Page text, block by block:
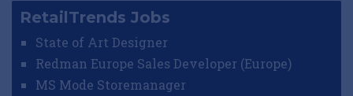
RetailTrends Jobs
State of Art Designer
Redman Europe Sales Developer (Europe)
MS Mode Storemanager